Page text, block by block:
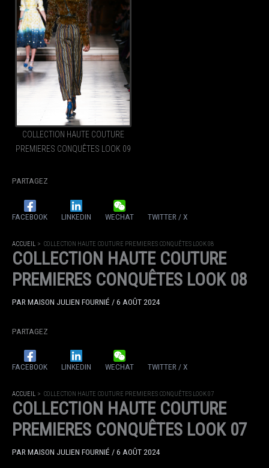
COLLECTION HAUTE COUTURE
PREMIERES CONQUÊTES LOOK 09
PARTAGEZ
FACEBOOK LINKEDIN WECHAT TWITTER / X
ACCUEIL COLLECTION HAUTE COUTURE PREMIERES CONQUÊTES LOOK 08
COLLECTION HAUTE COUTURE
PREMIERES CONQUÊTES LOOK 08
PARMAISON JULIEN FOURNIÉ /6 AOÛT 2024
PARTAGEZ
FACEBOOK LINKEDIN WECHAT TWITTER / X
ACCUEIL COLLECTION HAUTE COUTURE PREMIERES CONQUÊTES LOOK 07
COLLECTION HAUTE COUTURE
PREMIERES CONQUÊTES LOOK 07
PARMAISON JULIEN FOURNIÉ /6 AOÛT 2024